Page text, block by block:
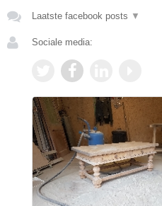
Laatste facebook posts ▼
Sociale media: